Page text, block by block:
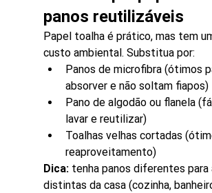
panos reutilizáveis
Papel toalha é prático, mas tem
custo ambiental. Substitua por:
Panos de microfibra (ótimos
absorver e não soltam fiapos)
Pano de algodão ou flanela
lavar e reutilizar)
Toalhas velhas cortadas
reaproveitamento)
Dica: tenha panos diferentes para
distintas da casa (cozinha,